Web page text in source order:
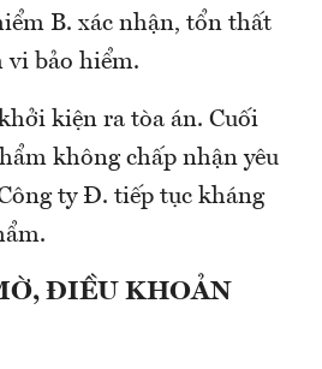
B. xác nhận, tổn thất
vi bảo hiểm.
kiện ra tòa án. Cuối
không chấp nhận yêu
ty Đ. tiếp tục kháng
ĐIỀU KHOẢN